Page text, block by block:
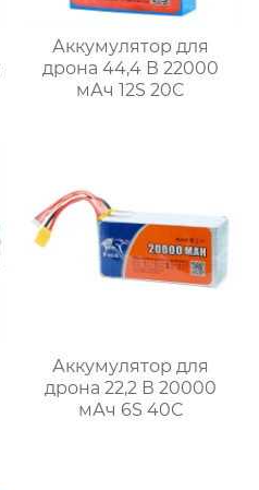
Аккумулятор для
дрона 44,4 В 22000
мАч 12S 20C
Аккумулятор для
дрона 22,2 В 20000
мАч 6S 40C